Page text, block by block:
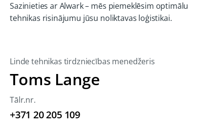
Sazinieties ar Alwark – mēs piemeklēsim optimālu
tehnikas risinājumu jūsu noliktavas loģistikai.
Linde tehnikas tirdzniecības menedžeris
Toms Lange
Tālr.nr.
+371 20 205 109